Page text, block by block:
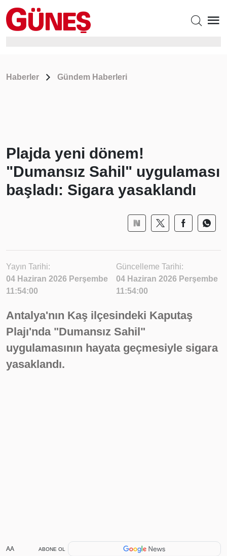
Haberler Gündem Haberleri
Plajda yeni dönem!
"Dumansız Sahil" uygulaması
başladı: Sigara yasaklandı
Yayın Tarihi:
04 Haziran 2026 Perşembe
11:54:00
Güncelleme Tarihi:
04 Haziran 2026 Perşembe
11:54:00
Antalya'nın Kaş ilçesindeki Kaputaş
Plajı'nda "Dumansız Sahil"
uygulamasının hayata geçmesiyle sigara
yasaklandı.
AA ABONE OL